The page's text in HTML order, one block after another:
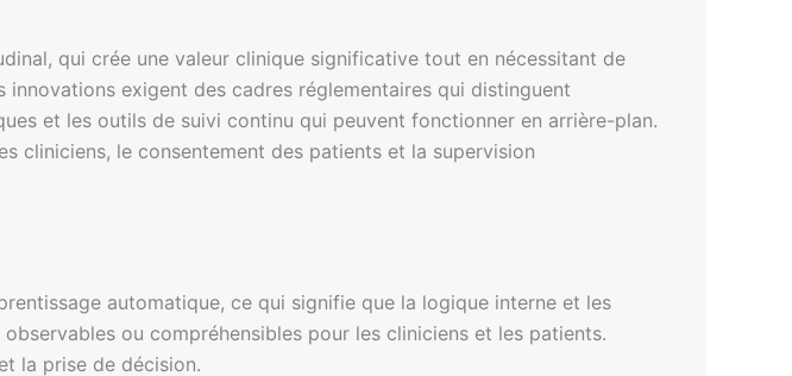
qui crée une valeur clinique significative tout en nécessitant de
innovations exigent des cadres réglementaires qui distinguent
et les outils de suivi continu qui peuvent fonctionner en arrière-plan.
cliniciens, le consentement des patients et la supervision
automatique, ce qui signifie que la logique interne et les
ou compréhensibles pour les cliniciens et les patients.
la prise de décision.